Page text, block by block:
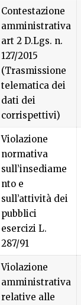
Contestazione
amministrativa
art 2 D.Lgs. n.
127/2015
(Trasmissione
telematica dei
dati dei
corrispettivi)
Violazione
normativa
sull’insediame
nto e
sull’attività dei
pubblici
esercizi L.
287/91
Violazione
amministrativa
relative alle